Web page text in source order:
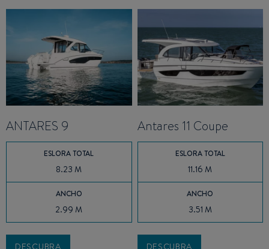
ANTARES 9
ESLORA TOTAL
8.23 M
ANCHO
2.99 M
Antares 11 Coupe
ESLORA TOTAL
11.16 M
ANCHO
3.51 M